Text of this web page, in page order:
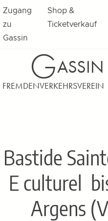
Zugang
zu
Gassin
Shop &
Ticketverkauf
GASSIN
FREMDENVERKEHRSVEREIN
Bastide
E culturel
Argens